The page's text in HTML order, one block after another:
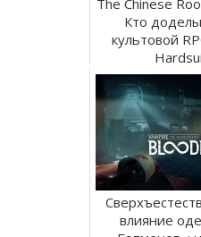
Кто
культовой
влияние